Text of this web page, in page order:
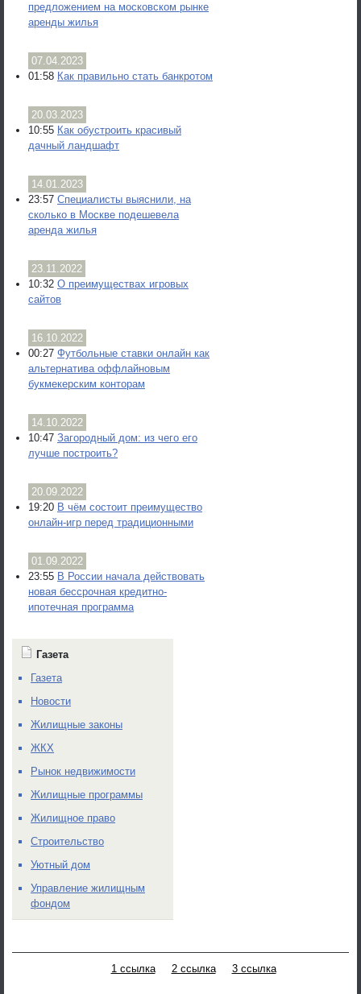
предложением на московском рынке
аренды жилья
07.04.2023
01:58 Как правильно стать банкротом
20.03.2023
10:55 Как обустроить красивый
дачный ландшафт
14.01.2023
23:57 Специалисты выяснили, на
сколько в Москве подешевела
аренда жилья
23.11.2022
10:32 О преимуществах игровых
сайтов
16.10.2022
00:27 Футбольные ставки онлайн как
альтернатива оффлайновым
букмекерским конторам
14.10.2022
10:47 Загородный дом: из чего его
лучше построить?
20.09.2022
19:20 В чём состоит преимущество
онлайн-игр перед традиционными
01.09.2022
23:55 В России начала действовать
новая бессрочная кредитно-
ипотечная программа
Газета
Газета
Новости
Жилищные законы
ЖКХ
Рынок недвижимости
Жилищные программы
Жилищное право
Строительство
Уютный дом
Управление жилищным
фондом
1 ссылка 2 ссылка 3 ссылка